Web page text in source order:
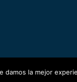
damos la mejor